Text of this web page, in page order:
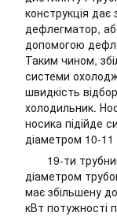
конструкція
дефлегматор,
допомогою
Таким чином,
системи
швидкість
холодильник.
носика підійде
діаметром 10-
19-ти трубний
діаметром
має збільшену
кВт потужності